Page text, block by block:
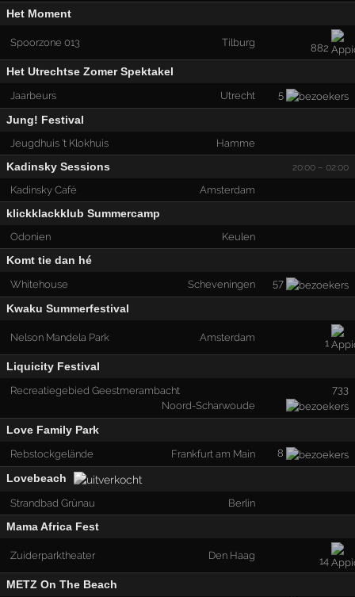
Het Moment
Spoorzone 013 Tilburg 882
Het Utrechtse Zomer Spektakel
Jaarbeurs Utrecht 5
Jung! Festival
Jeugdhuis 't Klokhuis Hamme
Kadinsky Sessions 20:00 – 02:00
Kadinsky Café Amsterdam
klickklackklub Summercamp
Odonien Keulen
Komt tie dan hé
Whitehouse Scheveningen 57
Kwaku Summerfestival
Nelson Mandela Park Amsterdam 1
Liquicity Festival
Recreatiegebied Geestmerambacht
Noord-Scharwoude
733
Love Family Park
Rebstockgelände Frankfurt am Main 8
Lovebeach
Strandbad Grünau Berlin
Mama Africa Fest
Zuiderparktheater Den Haag 14
METZ On The Beach